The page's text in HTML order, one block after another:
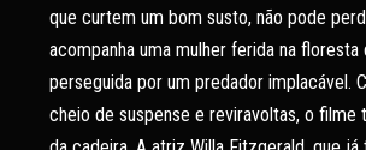
que curtem um bom susto, não pode
acompanha uma mulher ferida na floresta
perseguida por um predador implacável.
cheio de suspense e reviravoltas, o filme